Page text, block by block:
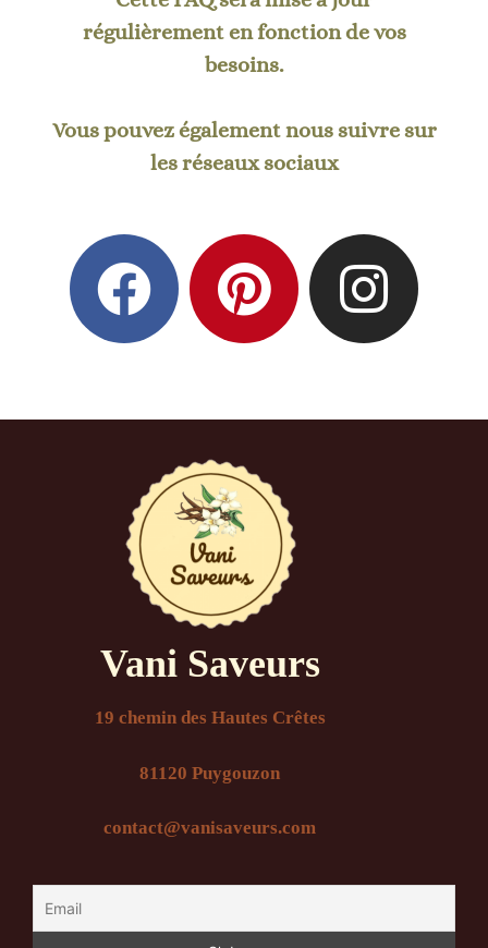
régulièrement en fonction de vos
besoins.
Vous pouvez également nous suivre sur
les réseaux sociaux
Vani Saveurs
19 chemin des Hautes Crêtes
81120 Puygouzon
contact@vanisaveurs.com